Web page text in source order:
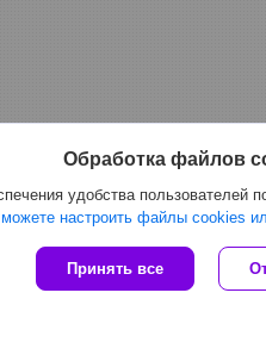
Обработка файлов
удобства пользователей
настроить файлы cookies
Принять все